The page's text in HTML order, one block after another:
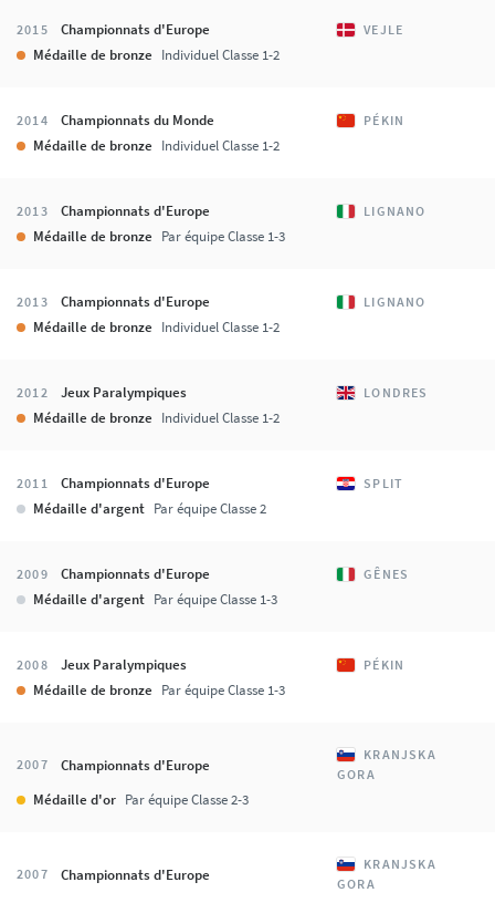
2015 Championnats d'Europe VEJLE
Médaille de bronze Individuel Classe 1-2
2014 Championnats du Monde PÉKIN
Médaille de bronze Individuel Classe 1-2
2013 Championnats d'Europe LIGNANO
Médaille de bronze Par équipe Classe 1-3
2013 Championnats d'Europe LIGNANO
Médaille de bronze Individuel Classe 1-2
2012 Jeux Paralympiques LONDRES
Médaille de bronze Individuel Classe 1-2
2011 Championnats d'Europe SPLIT
Médaille d'argent Par équipe Classe 2
2009 Championnats d'Europe GÊNES
Médaille d'argent Par équipe Classe 1-3
2008 Jeux Paralympiques PÉKIN
Médaille de bronze Par équipe Classe 1-3
2007 Championnats d'Europe
KRANJSKA
GORA
Médaille d'or Par équipe Classe 2-3
2007 Championnats d'Europe
KRANJSKA
GORA